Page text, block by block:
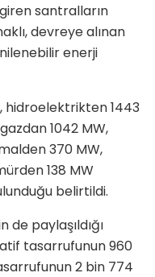
santralların
devreye alınan
enerji
hidroelektrikten 1443
1042 MW,
370 MW,
138 MW
belirtildi.
de paylaşıldığı
tasarrufunun 960
2 bin 774